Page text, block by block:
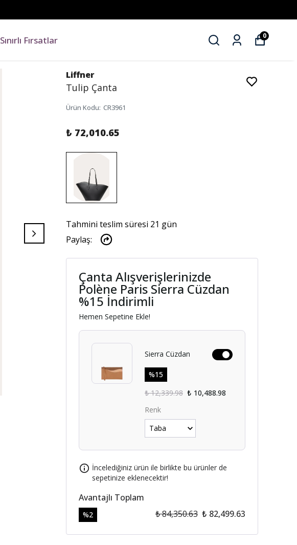
Sınırlı Fırsatlar 0
Liffner
Tulip Çanta
Ürün Kodu: CR3961
₺ 72,010.65
Tahmini teslim süresi 21 gün
Paylaş:
Çanta Alışverişlerinizde
Polène Paris Sierra Cüzdan
%15 İndirimli
Hemen Sepetine Ekle!
Sierra Cüzdan
%15
₺ 12,339.98 ₺ 10,488.98
Renk
İncelediğiniz ürün ile birlikte bu ürünler de
sepetinize eklenecektir!
Avantajlı Toplam
%2 ₺ 84,350.63 ₺ 82,499.63